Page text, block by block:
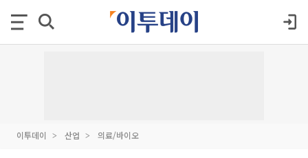
이투데이 산업 의료/바이오